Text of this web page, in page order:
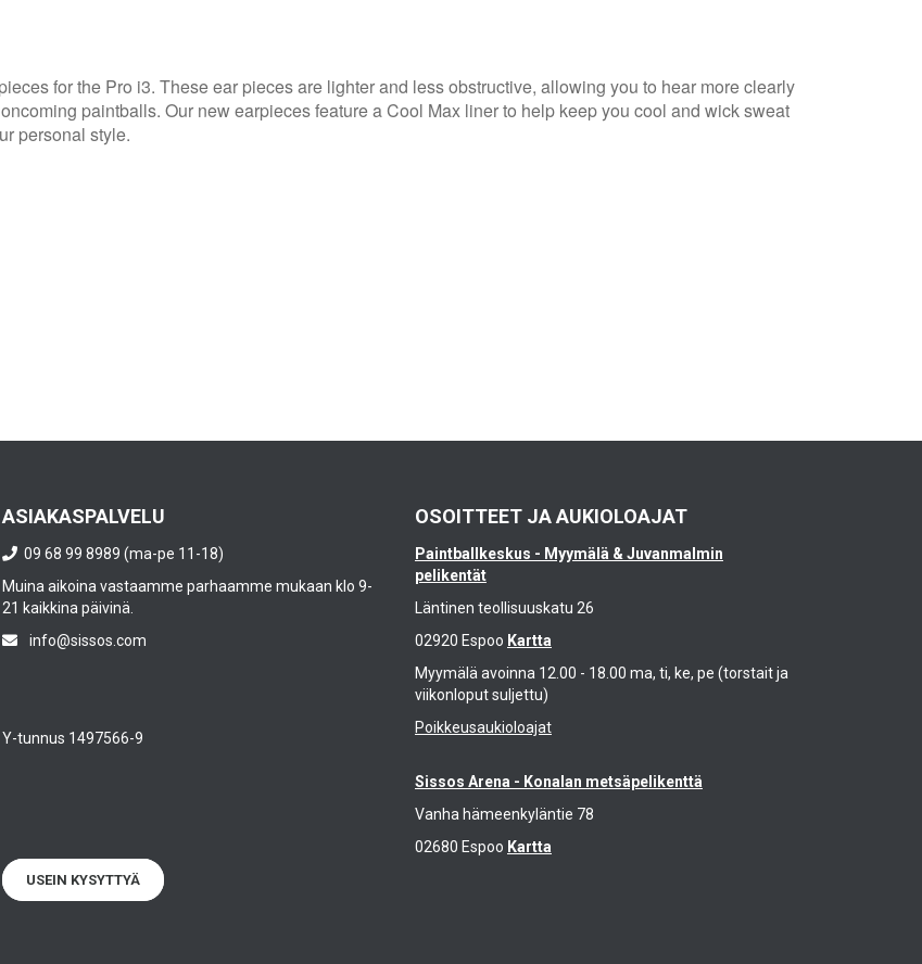
for the Pro i3. These ear pieces are lighter and less obstructive, allowing you to hear more clearly
paintballs. Our new earpieces feature a Cool Max liner to help keep you cool and wick sweat
personal style.
ASIAKASPALVELU
09 68 99 8989 (ma-pe 11-18)
Muina aikoina vastaamme parhaamme mukaan klo 9-
21 kaikkina päivinä.
info@sissos.com
Y-tunnus 1497566-9
OSOITTEET JA AUKIOLOAJAT
Paintballkeskus - Myymälä & Juvanmalmin
pelikentät
Läntinen teollisuuskatu 26
02920 Espoo Kartta
Myymälä avoinna 12.00 - 18.00 ma, ti, ke, pe (torstait ja
viikonloput suljettu)
Poikkeusaukioloajat
Sissos Arena - Konalan metsäpelikenttä
Vanha hämeenkyläntie 78
02680 Espoo Kartta
USEIN KYSYTTYÄ